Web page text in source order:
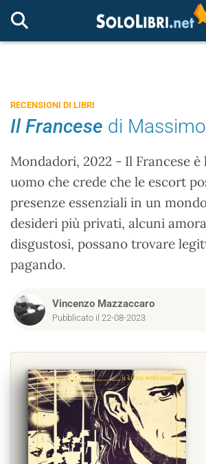
RECENSIONI DI LIBRI
Il Francese di
Mondadori, 2022 - Il Francese
uomo che crede che le escort
presenze essenziali in un
desideri più privati, alcuni
disgustosi, possano trovare
pagando.
Vincenzo Mazzaccaro
Pubblicato il 22-08-2023